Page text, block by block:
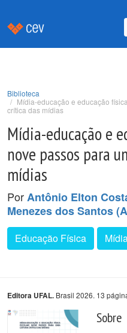
Biblioteca
Mídia-educação e educação
crítica das mídias
Mídia-educação e
nove passos para
mídias
PorAntônio Elton
Menezes dos Santos
Educação Física
Editora UFAL. Brasil 2026. 13
Sobre